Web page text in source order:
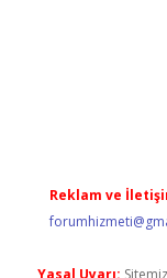
Reklam ve
Yasal Uyarı: